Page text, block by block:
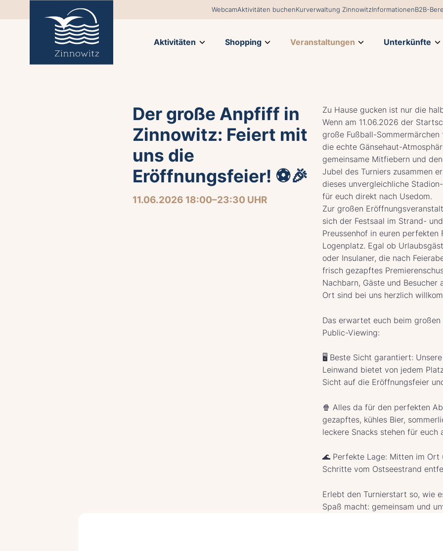
WebcamAktivitäten buchenKurverwaltung ZinnowitzInformationenB2B-
Aktivitäten Shopping Veranstaltungen Unterkünfte
11.06.2026 18:00–23:30 UHR
Der große Anpfiff in
Zinnowitz: Feiert mit
uns die
Eröffnungsfeier! ⚽🎉
Zu Hause gucken ist nur die
Wenn am 11.06.2026 der
große Fußball-
die echte Gänsehaut-
gemeinsame Mitfiebern und
Jubel des Turniers zusammen
dieses unvergleichliche
für euch direkt nach Usedom.
Zur großen
sich der Festsaal im Strand-
Preussenhof in euren perfekten
Logenplatz. Egal ob
oder Insulaner, die nach
frisch gezapftes
Nachbarn, Gäste und Besucher
Ort sind bei uns herzlich
Das erwartet euch beim
Public-Viewing:
🖥️ Beste Sicht garantiert:
Leinwand bietet von jedem
Sicht auf die Eröffnungsfeier
🍿 Alles da für den perfekten
gezapftes, kühles Bier,
leckere Snacks stehen für euch
🌊 Perfekte Lage: Mitten im Ort
Schritte vom Ostseestrand
Erlebt den Turnierstart so, wie
Spaß macht: gemeinsam und